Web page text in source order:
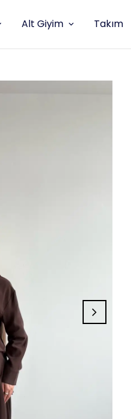
Alt Giyim Takım